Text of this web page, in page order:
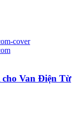
Van Điện Từ